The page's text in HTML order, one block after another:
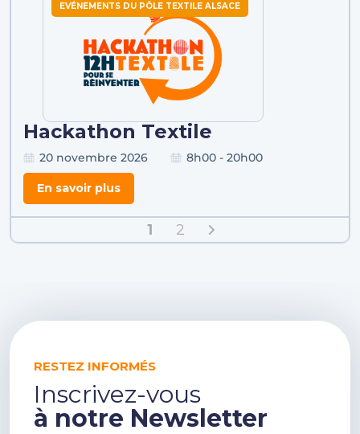
EVÉNEMENTS DU PÔLE TEXTILE ALSACE
Hackathon Textile
20 novembre 2026 8h00 - 20h00
En savoir plus
1 2
RESTEZ INFORMÉS
Inscrivez-vous
à notre Newsletter